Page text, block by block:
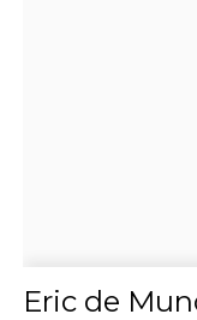
Eric de